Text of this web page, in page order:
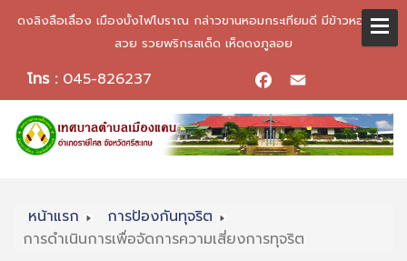
ดงลิงลือเลื่อง เมืองบั้งไฟโบราณ กล่าวขานหอมกระเทียมดี มีข้าวหอมมะลิ
สวย รวยพริกรสเด็ด เห็ดดงภูลอย
โทร : 045-826237
Facebook
Email
หน้าแรก
การป้องกันทุจริต
การดำเนินการเพื่อจัดการความเสี่ยงการทุจริต